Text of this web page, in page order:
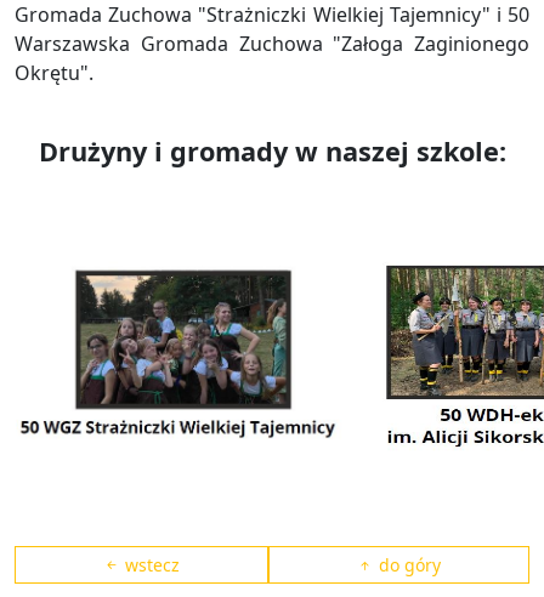
Gromada Zuchowa "Strażniczki Wielkiej Tajemnicy" i 50
Warszawska Gromada Zuchowa "Załoga Zaginionego
Okrętu".
Drużyny i gromady w naszej szkole:
wstecz do góry